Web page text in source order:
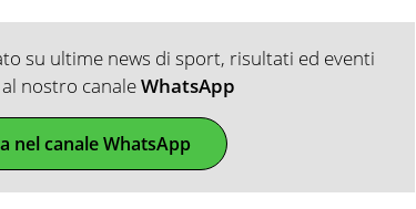
su ultime news di sport, risultati ed eventi
nostro canaleWhatsApp
nel canale WhatsApp